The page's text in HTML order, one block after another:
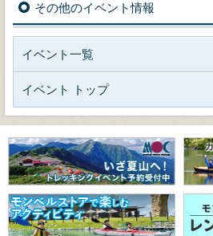
その他のイベント情報
イベント一覧
イベント トップ